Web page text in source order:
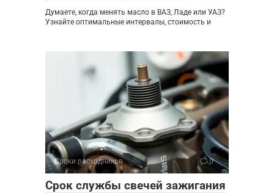
Думаете, когда менять масло в ВАЗ, Ладе или УАЗ?
Узнайте оптимальные интервалы, стоимость и
Сроки расходников 0
Срок службы свечей зажигания